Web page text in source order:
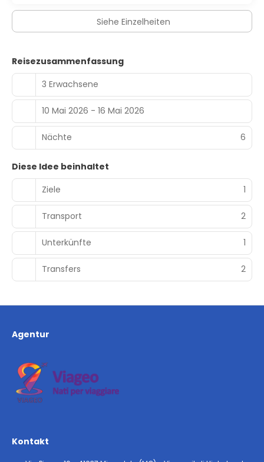
Siehe Einzelheiten
Reisezusammenfassung
3 Erwachsene
10 Mai 2026 - 16 Mai 2026
Nächte 6
Diese Idee beinhaltet
Ziele
1
Transport 2
Unterkünfte 1
Transfers 2
Agentur
Kontakt